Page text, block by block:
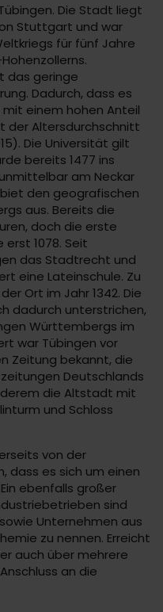
Die Stadt liegt
Stuttgart und war
für fünf Jahre
das geringe
Dadurch, dass es
einem hohen Anteil
der Altersdurchschnitt
Die Universität gilt
bereits 1477 ins
am Neckar
den geografischen
aus. Bereits die
doch die erste
1078. Seit
das Stadtrecht und
eine Lateinschule. Zu
Ort im Jahr 1342. Die
dadurch unterstrichen,
Württembergs im
war Tübingen vor
Zeitung bekannt, die
Deutschlands
die Altstadt mit
und Schloss
von der
dass es sich um einen
ebenfalls großer
sind
Unternehmen aus
zu nennen. Erreicht
auch über mehrere
an die